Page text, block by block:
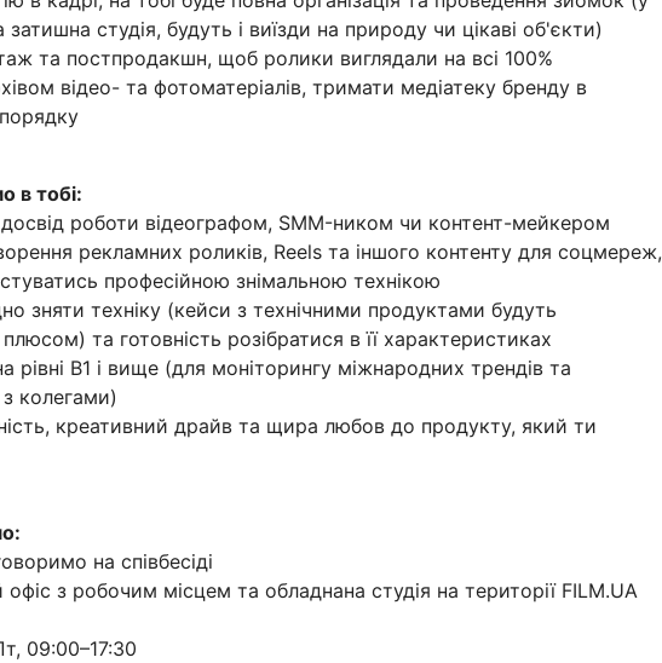
затишна студія, будуть і виїзди на природу чи цікаві об'єкти)
та постпродакшн, щоб ролики виглядали на всі 100%
відео- та фотоматеріалів, тримати медіатеку бренду в
в тобі:
роботи відеографом, SMM-ником чи контент-мейкером
рекламних роликів, Reels та іншого контенту для соцмереж,
професійною знімальною технікою
зняти техніку (кейси з технічними продуктами будуть
та готовність розібратися в її характеристиках
рівні B1 і вище (для моніторингу міжнародних трендів та
з колегами)
креативний драйв та щира любов до продукту, який ти
на співбесіді
з робочим місцем та обладнана студія на території FILM.UA
09:00–17:30